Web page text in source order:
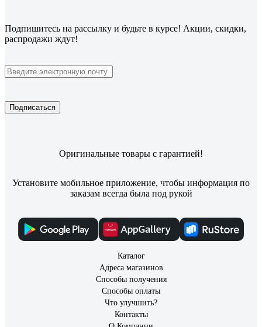
Подпишитесь на рассылку и будьте в курсе! Акции, скидки,
распродажи ждут!
Подписаться
Оригинальные товары с гарантией!
Установите мобильное приложение, чтобы информация по
заказам всегда была под рукой
Каталог
Адреса магазинов
Способы получения
Способы оплаты
Что улучшить?
Контакты